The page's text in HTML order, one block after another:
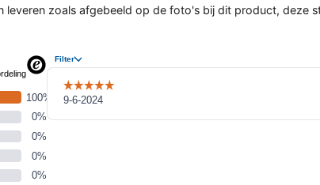
zoals afgebeeld op de foto's bij dit product, deze